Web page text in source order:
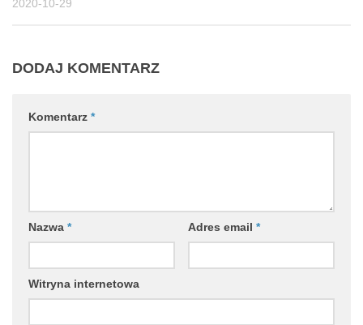
2020-10-29
DODAJ KOMENTARZ
Komentarz *
Nazwa * Adres email *
Witryna internetowa